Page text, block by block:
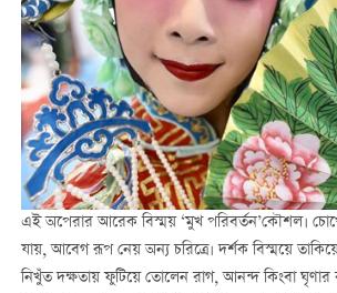
এই অপেরার আরেক বিস্ময় ‘মুখ পরিবর্তন’কৌশল।
যায়, আবেগ রূপ নেয় অন্য চরিত্রে। দর্শক বিস্ময়ে
নিখুঁত দক্ষতায় ফুটিয়ে তোলেন রাগ, আনন্দ কিংবা ঘৃণার